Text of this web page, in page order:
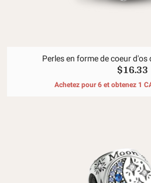
Perles en forme de coeur d'os
$16.33
Achetez pour 6 et obtenez 1